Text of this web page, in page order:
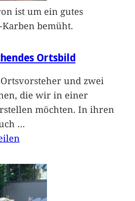
ist um ein gutes
bemüht.
Ortsbild
und zwei
die wir in einer
möchten. In ihren
…